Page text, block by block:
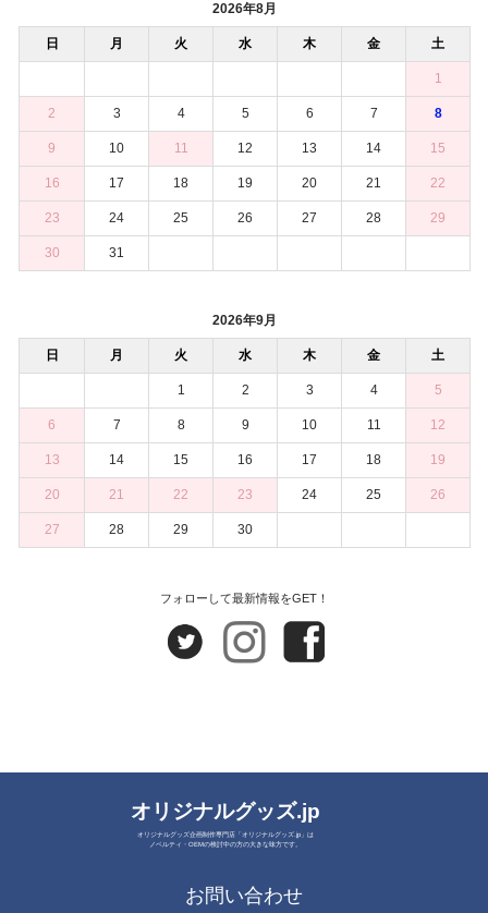
2026年8月
日 月 火 水 木 金 土
1
2 3 4 5 6 7 8
9 10 11 12 13 14 15
16 17 18 19 20 21 22
23 24 25 26 27 28 29
30 31
2026年9月
日 月 火 水 木 金 土
1 2 3 4 5
6 7 8 9 10 11 12
13 14 15 16 17 18 19
20 21 22 23 24 25 26
27 28 29 30
フォローして最新情報をGET！
オリジナルグッズ.jp
オリジナルグッズ企画制作専門店「オリジナルグッズ.jp」は
ノベルティ・OEMの検討中の方の大きな味方です。
お問い合わせ